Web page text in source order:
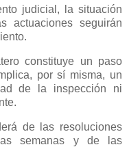
judicial, la situación
actuaciones seguirán
constituye un paso
por sí misma, un
de la inspección ni
de las resoluciones
semanas y de las